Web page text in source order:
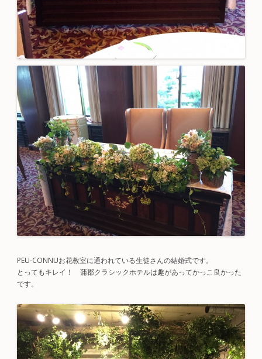
PEU-CONNUお花教室に通われている生徒さんの結婚式です。
とってもキレイ！ 蒲郡クラシックホテルは趣があってかっこ良かった
です。